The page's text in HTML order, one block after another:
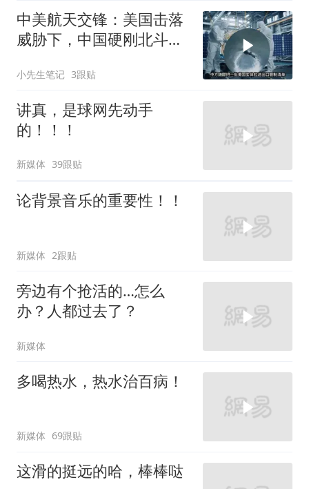
中美航天交锋：美国击落
威胁下，中国硬刚北斗升
小先生笔记 3跟贴
讲真，是球网先动手
的！！！
新媒体 39跟贴
论背景音乐的重要性！！
新媒体 2跟贴
旁边有个抢活的…怎么
办？人都过去了？
新媒体
多喝热水，热水治百病！
新媒体 69跟贴
这滑的挺远的哈，棒棒哒